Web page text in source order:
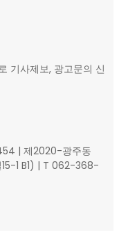
기사제보, 광고문의 신
| 제2020-광주동
1 B1) | T 062-368-